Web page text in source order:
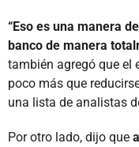
“Eso es una manera
banco de manera
también agregó que el
poco más que
una lista de analistas
Por otro lado, dijo que